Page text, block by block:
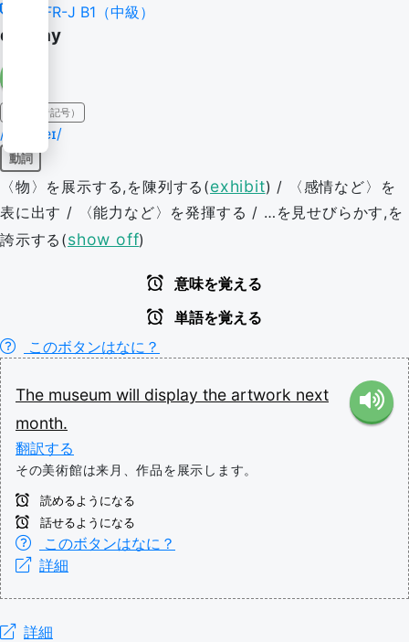
CEFR-J B1（中級）
display
IPA（発音記号）
/dɪˈspleɪ/
動詞
〈物〉を展示する,を陳列する(exhibit) / 〈感情など〉を
表に出す / 〈能力など〉を発揮する / …を見せびらかす,を
誇示する(show off)
意味を覚える
単語を覚える
このボタンはなに？
The museum will display the artwork next
month.
翻訳する
その美術館は来月、作品を展示します。
読めるようになる
話せるようになる
このボタンはなに？
詳細
詳細